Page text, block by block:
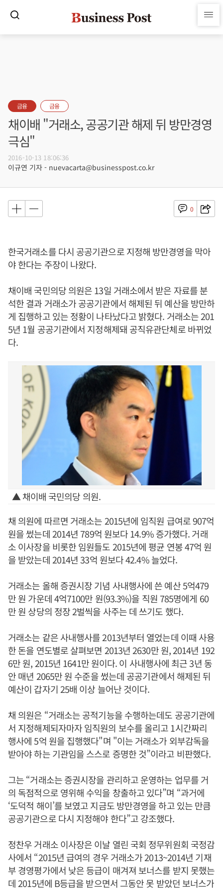
금융 금융
채이배 "거래소, 공공기관 해제 뒤 방만경영
극심"
2016-10-13 18:06:36
이규연 기자 - nuevacarta@businesspost.co.kr
0
한국거래소를 다시 공공기관으로 지정해 방만경영을 막아
야 한다는 주장이 나왔다.
채이배 국민의당 의원은 13일 거래소에서 받은 자료를 분
석한 결과 거래소가 공공기관에서 해제된 뒤 예산을 방만하
게 집행하고 있는 정황이 나타났다고 밝혔다. 거래소는 201
5년 1월 공공기관에서 지정해제돼 공직유관단체로 바뀌었
다.
▲ 채이배 국민의당 의원.
채 의원에 따르면 거래소는 2015년에 임직원 급여로 907억
원을 썼는데 2014년 789억 원보다 14.9% 증가했다. 거래
소 이사장을 비롯한 임원들도 2015년에 평균 연봉 47억 원
을 받았는데 2014년 33억 원보다 42.4% 늘었다.
거래소는 올해 증권시장 기념 사내행사에 쓴 예산 5억479
만 원 가운데 4억7100만 원(93.3%)을 직원 785명에게 60
만 원 상당의 정장 2벌씩을 사주는 데 쓰기도 했다.
거래소는 같은 사내행사를 2013년부터 열었는데 이때 사용
한 돈을 연도별로 살펴보면 2013년 2630만 원, 2014년 192
6만 원, 2015년 1641만 원이다. 이 사내행사에 최근 3년 동
안 매년 2065만 원 수준을 썼는데 공공기관에서 해제된 뒤
예산이 갑자기 25배 이상 늘어난 것이다.
채 의원은 “거래소는 공적기능을 수행하는데도 공공기관에
서 지정해제되자마자 임직원의 보수를 올리고 1시간짜리
행사에 5억 원을 집행했다"며 "이는 거래소가 외부감독을
받아야 하는 기관임을 스스로 증명한 것”이라고 비판했다.
그는 “거래소는 증권시장을 관리하고 운영하는 업무를 거
의 독점적으로 영위해 수익을 창출하고 있다”며 “과거에
‘도덕적 해이’를 보였고 지금도 방만경영을 하고 있는 만큼
공공기관으로 다시 지정해야 한다”고 강조했다.
정찬우 거래소 이사장은 이날 열린 국회 정무위원회 국정감
사에서 “2015년 급여의 경우 거래소가 2013~2014년 기재
부 경영평가에서 낮은 등급이 매겨져 보너스를 받지 못했는
데 2015년에 B등급을 받으면서 그동안 못 받았던 보너스가